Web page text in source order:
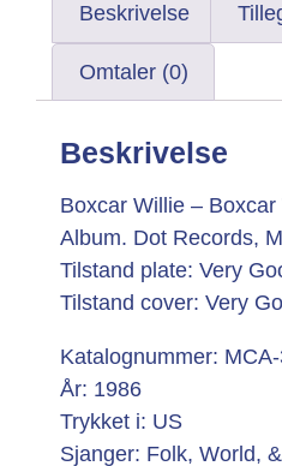
Beskrivelse
Omtaler (0)
Beskrivelse
Boxcar Willie –
Album. Dot Records,
Tilstand plate: Very
Tilstand cover: Very
Katalognummer:
År: 1986
Trykket i: US
Sjanger: Folk, World,